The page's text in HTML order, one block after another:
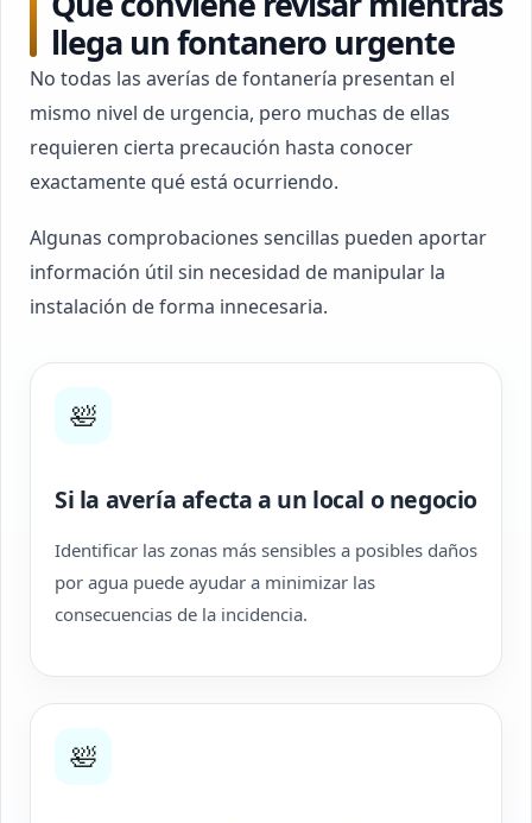
llega un fontanero urgente
No todas las averías de fontanería presentan el
mismo nivel de urgencia, pero muchas de ellas
requieren cierta precaución hasta conocer
exactamente qué está ocurriendo.
Algunas comprobaciones sencillas pueden aportar
información útil sin necesidad de manipular la
instalación de forma innecesaria.
🛀
Si la avería afecta a un local o negocio
Identificar las zonas más sensibles a posibles daños
por agua puede ayudar a minimizar las
consecuencias de la incidencia.
🛀